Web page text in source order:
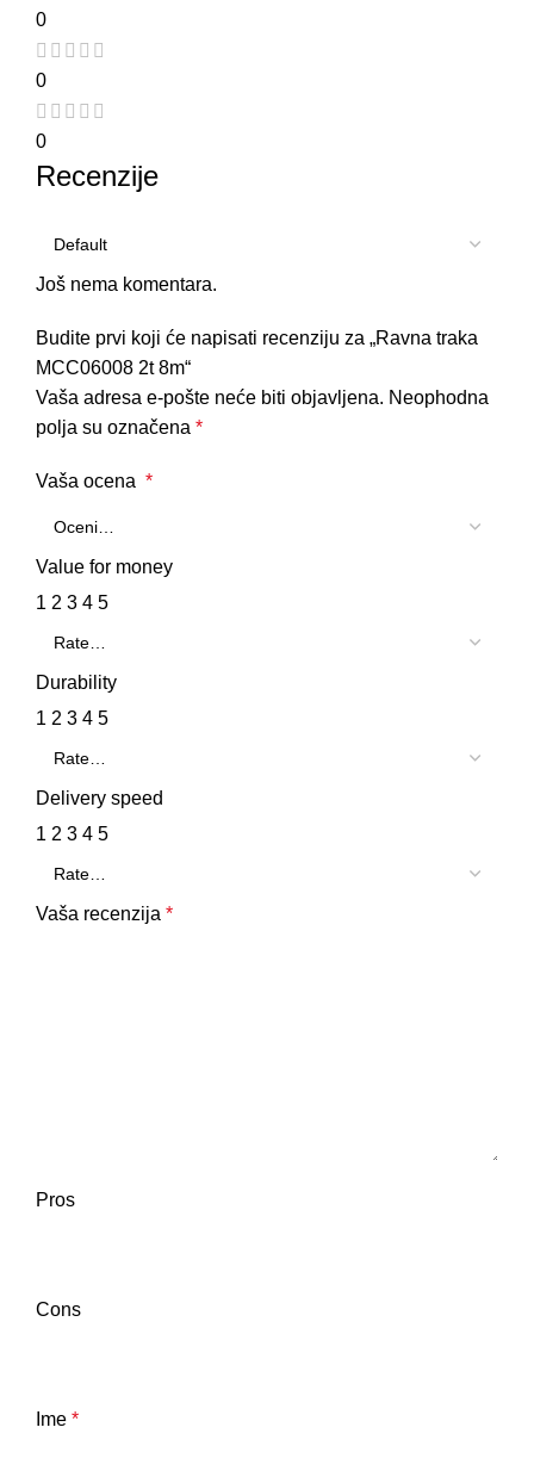
0
0
0
Recenzije
Još nema komentara.
Budite prvi koji će napisati recenziju za „Ravna traka
MCC06008 2t 8m“
Vaša adresa e-pošte neće biti objavljena. Neophodna
polja su označena *
Vaša ocena *
Value for money
1 2 3 4 5
Durability
1 2 3 4 5
Delivery speed
1 2 3 4 5
Vaša recenzija *
Pros
Cons
Ime *